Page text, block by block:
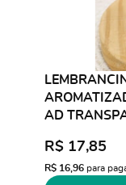
AD
R$ 17,85
R$ 16,96 para